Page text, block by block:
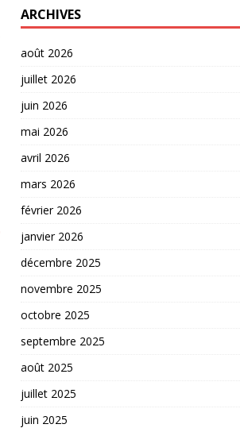
ARCHIVES
août 2026
juillet 2026
juin 2026
mai 2026
avril 2026
mars 2026
février 2026
janvier 2026
décembre 2025
novembre 2025
octobre 2025
septembre 2025
août 2025
juillet 2025
juin 2025